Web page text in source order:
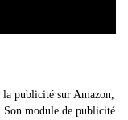
publicité sur Amazon,
Son module de publicité